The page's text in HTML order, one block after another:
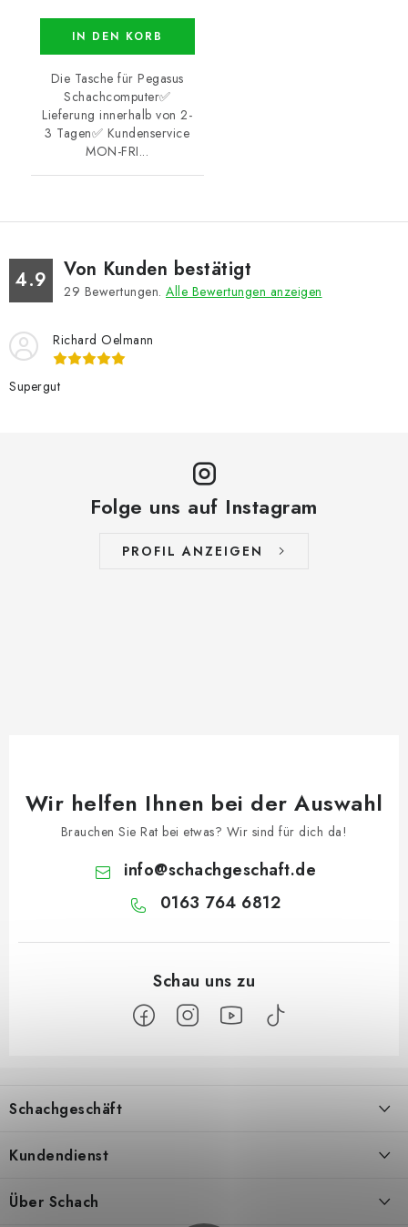
IN DEN KORB
Die Tasche für Pegasus
Schachcomputer✅
Lieferung innerhalb von 2-
3 Tagen✅ Kundenservice
MON-FRI...
4.9 Von Kunden bestätigt
29 Bewertungen. Alle Bewertungen anzeigen
Richard Oelmann
Supergut
Folge uns auf Instagram
PROFIL ANZEIGEN
Wir helfen Ihnen bei der Auswahl
Brauchen Sie Rat bei etwas? Wir sind für dich da!
info@schachgeschaft.de
0163 764 6812
F
ß
z
e
Schachgeschäft
Kontakt
Kundendienst
Geschäftsbedingungen
Über Schach